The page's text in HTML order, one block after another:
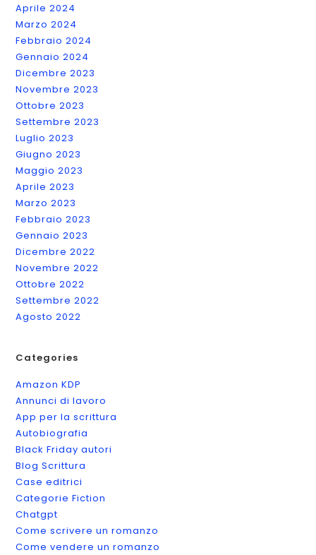
Aprile 2024
Marzo 2024
Febbraio 2024
Gennaio 2024
Dicembre 2023
Novembre 2023
Ottobre 2023
Settembre 2023
Luglio 2023
Giugno 2023
Maggio 2023
Aprile 2023
Marzo 2023
Febbraio 2023
Gennaio 2023
Dicembre 2022
Novembre 2022
Ottobre 2022
Settembre 2022
Agosto 2022
Categories
Amazon KDP
Annunci di lavoro
App per la scrittura
Autobiografia
Black Friday autori
Blog Scrittura
Case editrici
Categorie Fiction
Chatgpt
Come scrivere un romanzo
Come vendere un romanzo